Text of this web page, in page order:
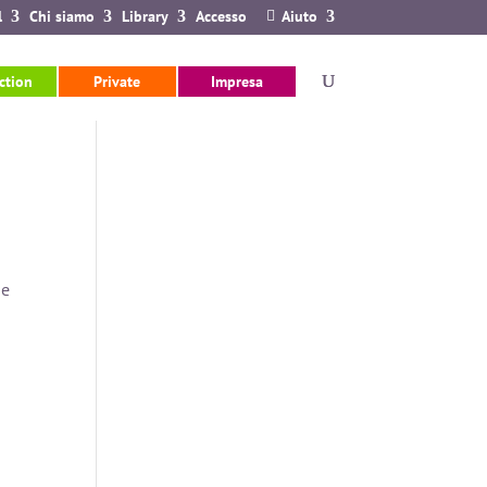
Quantum 3. Presentazione Global Health Adapt – Nuova
Chi siamo Library Accesso Aiuto
Private Impresa